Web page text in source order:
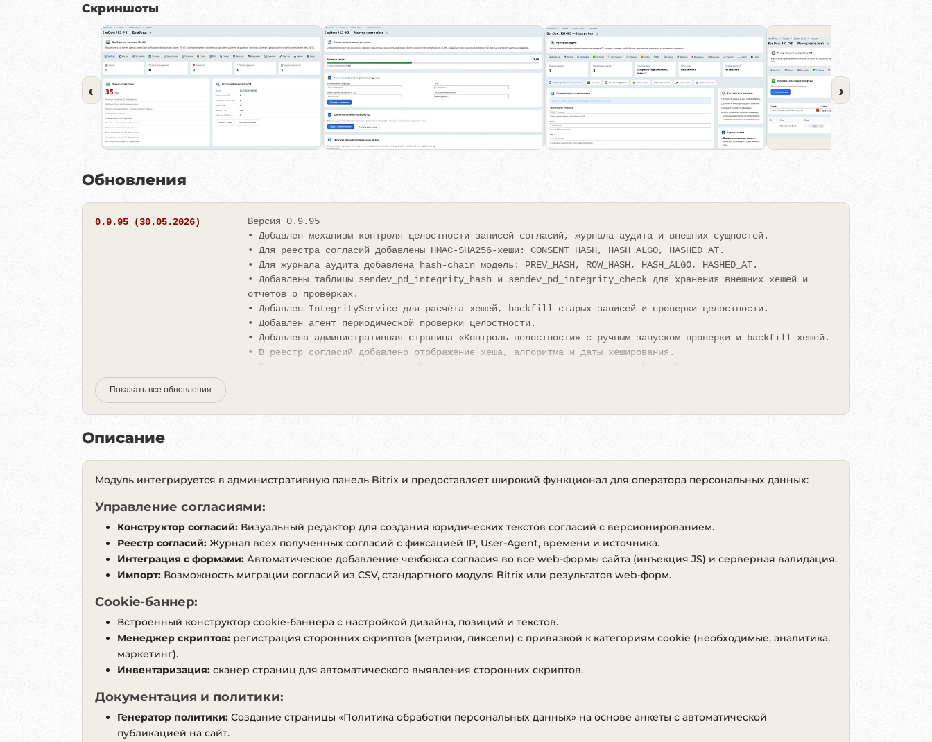
Скриншоты
‹ ›
Обновления
0.9.95 (30.05.2026)
Версия 0.9.95
• Добавлен механизм контроля целостности записей согласий, журнала аудита и внешних сущностей.
• Для реестра согласий добавлены HMAC-SHA256-хеши: CONSENT_HASH, HASH_ALGO, HASHED_AT.
• Для журнала аудита добавлена hash-chain модель: PREV_HASH, ROW_HASH, HASH_ALGO, HASHED_AT.
• Добавлены таблицы sendev_pd_integrity_hash и sendev_pd_integrity_check для хранения внешних хешей и
отчётов о проверках.
• Добавлен IntegrityService для расчёта хешей, backfill старых записей и проверки целостности.
• Добавлен агент периодической проверки целостности.
• Добавлена административная страница «Контроль целостности» с ручным запуском проверки и backfill хешей.
• В реестр согласий добавлено отображение хеша, алгоритма и даты хеширования.
ознакомления с политикой обработки персональных данных.
подписки, обратной связи, callback/contact/request.
• Добавлены настройки исключений для автоподстановки согласия: по маскам URL, CSS-селекторам форм и
текстовым маркерам внутри формы.
• Исключена подстановка чекбокса в служебные, поисковые, фильтровые, авторизационные, форумные, платежные
и системные формы.
• Улучшена обработка форм оформления заказа: чекбокс согласия выводится в форме заказа, а согласие
обработчиков и JS-endpoint.
• Улучшена синхронизация старых и новых option-ключей согласий для совместимости с предыдущими версиями
• Добавлена нормализация и проверка значений настроек: URL политики, ID активных документов, email,
• Улучшен конструктор согласий: предпросмотр и HTML-сниппет учитывают режим одного или двух чекбоксов.
• Усилена безопасность вывода ошибок и HTML-сниппетов в административной части.
Показать все обновления
Описание
Модуль интегрируется в административную панель Bitrix и предоставляет широкий функционал для оператора персональных данных:
Управление согласиями:
Конструктор согласий: Визуальный редактор для создания юридических текстов согласий с версионированием.
Реестр согласий: Журнал всех полученных согласий с фиксацией IP, User-Agent, времени и источника.
Интеграция с формами: Автоматическое добавление чекбокса согласия во все web-формы сайта (инъекция JS) и серверная валидация.
Импорт: Возможность миграции согласий из CSV, стандартного модуля Bitrix или результатов web-форм.
Cookie-баннер:
Встроенный конструктор cookie-баннера с настройкой дизайна, позиций и текстов.
Менеджер скриптов: регистрация сторонних скриптов (метрики, пиксели) с привязкой к категориям cookie (необходимые, аналитика,
маркетинг).
Инвентаризация: сканер страниц для автоматического выявления сторонних скриптов.
Документация и политики:
Генератор политики: Создание страницы «Политика обработки персональных данных» на основе анкеты с автоматической
публикацией на сайт.